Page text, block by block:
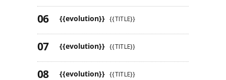
{{evolution}} {{TITLE}}
{{evolution}} {{TITLE}}
{{evolution}} {{TITLE}}